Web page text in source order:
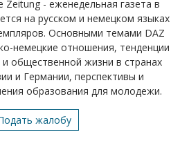
Zeitung - еженедельная газета в
на русском и немецком языках
Основными темами DAZ
немецкие отношения, тенденции
и общественной жизни в странах
и Германии, перспективы и
образования для молодежи.
жалобу